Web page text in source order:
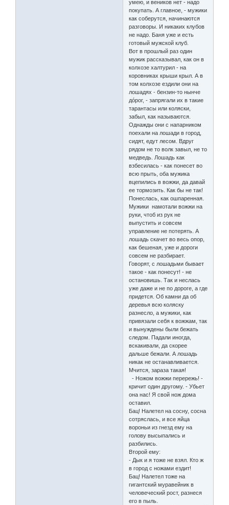
умею, и веников нет - надо
покупать. А главное, - мужики
как соберутся, начинаются
разговоры. И никаких клубов
не надо. Баня уже и есть
готовый мужской клуб.
Вот в прошлый раз один
мужик рассказывал, как он в
колхозе халтурил - на
коровниках крыши крыл. А в
том колхозе ездили они на
лошадях - бензин-то нынче
дóрог, - запрягали их в такие
тарантасы или коляски,
забыл, как называются.
Однажды они с напарником
поехали на лошади в город,
сидят, едут лесом. Вдруг
рядом не то волк завыл, не то
медведь. Лошадь как
взбесилась - как понесет во
всю прыть, оба мужика
вцепились в вожжи, да давай
ее тормозить. Как бы не так!
Понеслась, как ошпаренная.
Мужики намотали вожжи на
руки, чтоб из рук не
выпустить и совсем
управление не потерять. А
лошадь скачет во весь опор,
как бешеная, уже и дороги
совсем не разбирает.
Говорят, с лошадьми бывает
такое - как понесут! - не
остановишь. Так и неслась
уже даже и не по дороге, а где
придется. Об камни да об
деревья всю коляску
разнесло, а мужики, как
привязали себя к вожжам, так
и вынуждены были бежать
следом. Падали иногда,
вскакивали, да скорее
дальше бежали. А лошадь
никак не останавливается.
Мчится, зараза такая!
- Ножом вожжи перережь! -
кричит один другому. - Убьет
она нас! Я свой нож дома
оставил.
Бац! Налетел на сосну, сосна
сотряслась, и все яйца
вороньи из гнезд ему на
голову высыпались и
разбились.
Второй ему:
- Дык и я тоже не взял. Кто ж
в город с ножами ездит!
Бац! Налетел тоже на
гигантский муравейник в
человеческий рост, разнеся
его в пыль.